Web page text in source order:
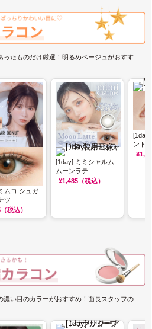
ったものだけ厳選！明るめベージュがおすす
ムコ シュガ
ツ
（税込）
[1day] ミミシャルム
ムーンラテ
¥1,485 （税込）
ント
濃い目のカラーがおすすめ！面長スタッフの